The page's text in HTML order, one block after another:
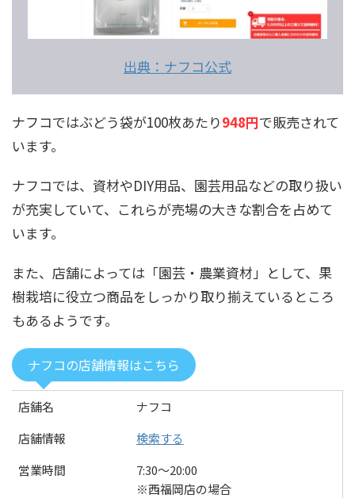
出典：ナフコ公式
ナフコではぶどう袋が100枚あたり948円で販売されて
います。
ナフコでは、資材やDIY用品、園芸用品などの取り扱い
が充実していて、これらが売場の大きな割合を占めて
います。
また、店舗によっては「園芸・農業資材」として、果
樹栽培に役立つ商品をしっかり取り揃えているところ
もあるようです。
ナフコの店舗情報はこちら
店舗名
ナフコ
店舗情報
検索する
営業時間
7:30～20:00
※西福岡店の場合